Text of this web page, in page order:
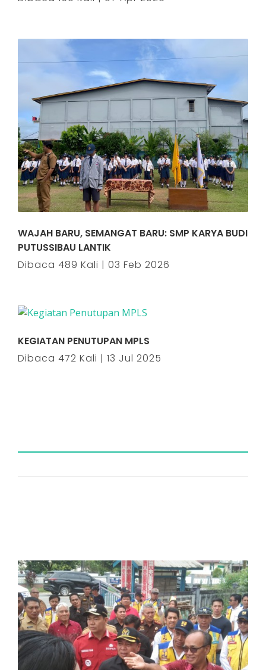
WAJAH BARU, SEMANGAT BARU: SMP KARYA BUDI
PUTUSSIBAU LANTIK
Dibaca 489 Kali | 03 Feb 2026
KEGIATAN PENUTUPAN MPLS
Dibaca 472 Kali | 13 Jul 2025